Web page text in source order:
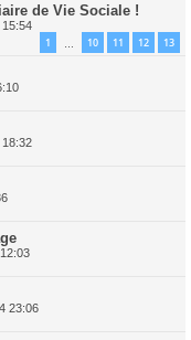
de Vie Sociale !
15:54
1 10 11 12 13
18:32
23:06